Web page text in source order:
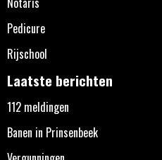
Pedicure
Rijschool
Laatste berichten
112 meldingen
Banen in Prinsenbeek